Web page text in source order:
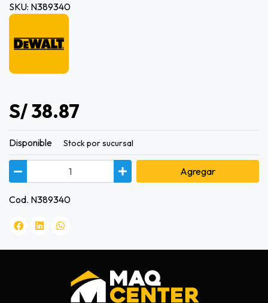
SKU: N389340
S/ 38.87
Disponible Stock por sucursal
Agregar
Cod. N389340